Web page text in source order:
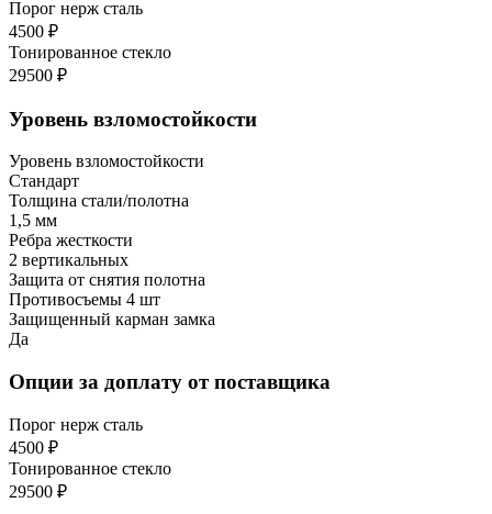
Порог нерж сталь
4500 ₽
Тонированное стекло
29500 ₽
Уровень взломостойкости
Уровень взломостойкости
Стандарт
Толщина стали/полотна
1,5 мм
Ребра жесткости
2 вертикальных
Защита от снятия полотна
Противосъемы 4 шт
Защищенный карман замка
Да
Опции за доплату от поставщика
Порог нерж сталь
4500 ₽
Тонированное стекло
29500 ₽